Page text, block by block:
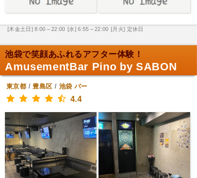
[木金土日] 8:00～22:00 [水] 6:55～22:00 [月火] 定休日
池袋で笑顔あふれるアフター体験！
AmusementBar Pino by SABON
東京都 /豊島区 / 池袋 バー
4.4